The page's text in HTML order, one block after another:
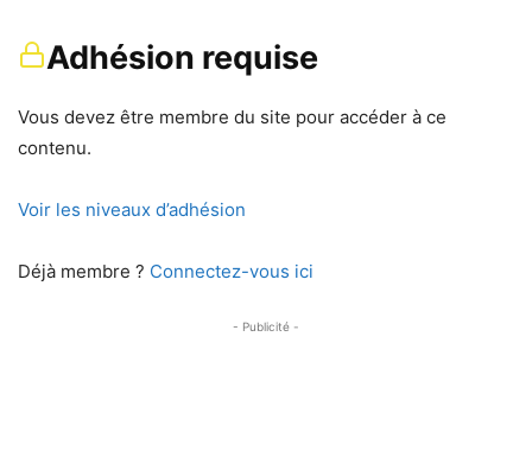
Adhésion requise
Vous devez être membre du site pour accéder à ce
contenu.
Voir les niveaux d’adhésion
Déjà membre ? Connectez-vous ici
- Publicité -